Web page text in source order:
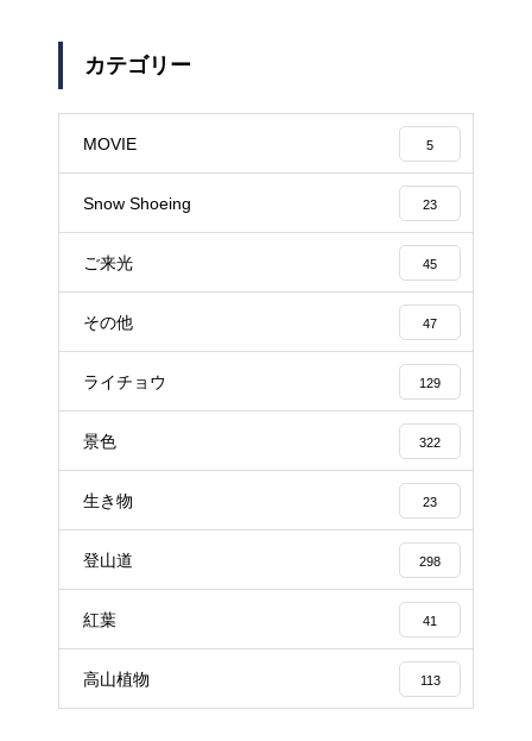
カテゴリー
MOVIE 5
Snow Shoeing 23
ご来光 45
その他 47
ライチョウ 129
景色 322
生き物 23
登山道 298
紅葉 41
高山植物 113